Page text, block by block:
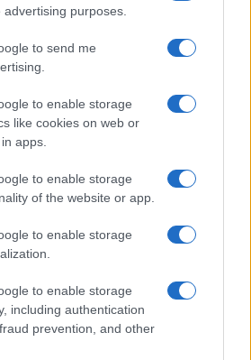
purposes.
to send me
to enable storage
like cookies on web or
apps.
to enable storage
of the website or app.
to enable storage
to enable storage
including authentication
prevention, and other
ΔΗΜΟΦΙΛΗ
αποχωρήσεις και άλλες συμφωνίες
της συνεργασίας
η συνεργασία του Ομίλου με τον
κ. Γρηγόρη Δ. Δημητριάδη,
ανατροπών
ο Αντώνης Σαμαράς – Απειλή για
Cosmote TV o Μιχάλης Τσώχος